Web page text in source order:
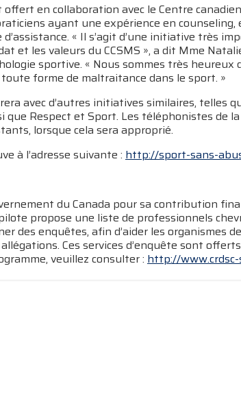
offert en collaboration avec le Centre
ayant une expérience en
« Il s’agit d’une initiative très
et les valeurs du CCSMS », a dit Mme
sportive. « Nous sommes très heureux
forme de maltraitance dans le sport. »
avec d’autres initiatives similaires, telles
Respect et Sport. Les téléphonistes de la
lorsque cela sera approprié.
à l’adresse suivante : http://sport-sans-
du Canada pour sa contribution
propose une liste de professionnels
des enquêtes, afin d’aider les organismes
Ces services d’enquête sont
veuillez consulter : http://